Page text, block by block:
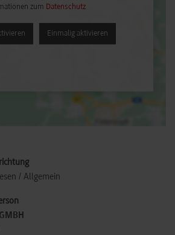
zum Datenschutz
Einmalig aktivieren
/ Allgemein